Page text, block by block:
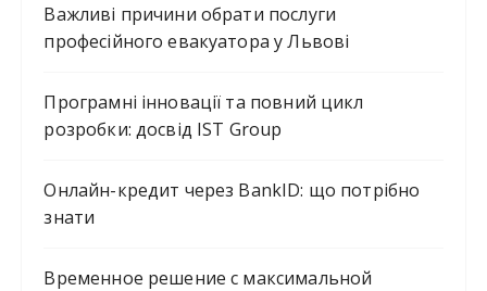
Важливі причини обрати послуги
професійного евакуатора у Львові
Програмні інновації та повний цикл
розробки: досвід IST Group
Онлайн-кредит через BankID: що потрібно
знати
Временное решение с максимальной